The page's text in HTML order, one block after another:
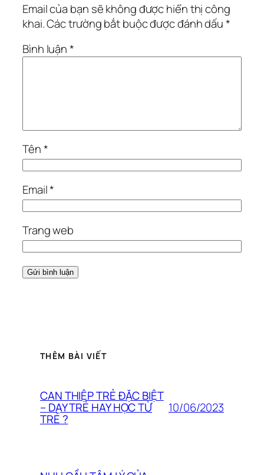
Email của bạn sẽ không được hiển thị công
khai.Các trường bắt buộc được đánh dấu*
Bình luận*
Tên*
Email*
Trang web
THÊM BÀI VIẾT
CAN THIỆP TRẺ ĐẶC BIỆT
– DẠY TRẺ HAY HỌC TỪ
TRẺ ?
10/06/2023